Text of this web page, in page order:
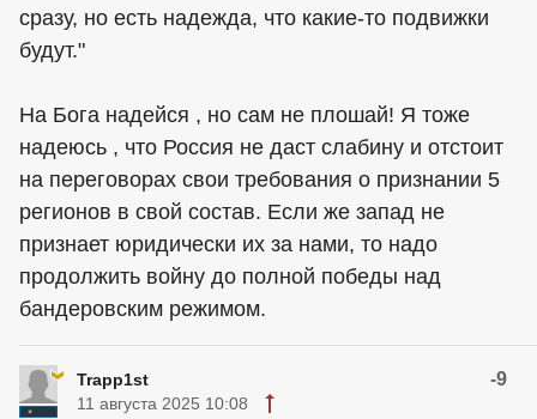
сразу, но есть надежда, что какие-то подвижки
будут."
На Бога надейся , но сам не плошай! Я тоже
надеюсь , что Россия не даст слабину и отстоит
на переговорах свои требования о признании 5
регионов в свой состав. Если же запад не
признает юридически их за нами, то надо
продолжить войну до полной победы над
бандеровским режимом.
Trapp1st -9
11 августа 2025 10:08